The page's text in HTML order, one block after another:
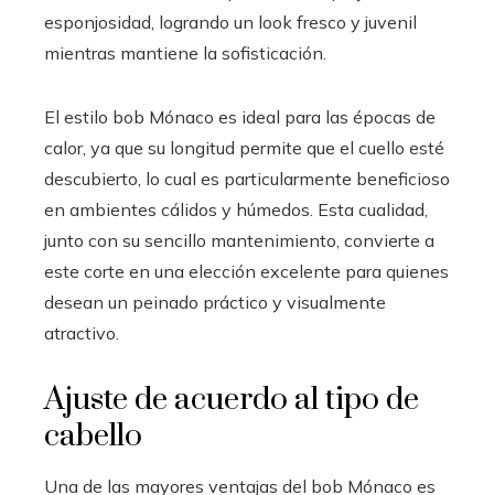
esponjosidad, logrando un look fresco y juvenil
mientras mantiene la sofisticación.
El estilo bob Mónaco es ideal para las épocas de
calor, ya que su longitud permite que el cuello esté
descubierto, lo cual es particularmente beneficioso
en ambientes cálidos y húmedos. Esta cualidad,
junto con su sencillo mantenimiento, convierte a
este corte en una elección excelente para quienes
desean un peinado práctico y visualmente
atractivo.
Ajuste de acuerdo al tipo de
cabello
Una de las mayores ventajas del bob Mónaco es